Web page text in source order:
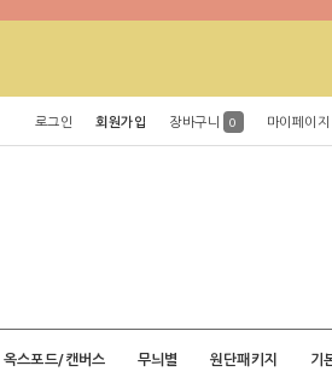
로그인 회원가입 장바구니 0 마이페이지
옥스포드/캔버스 무늬별 원단패키지 기